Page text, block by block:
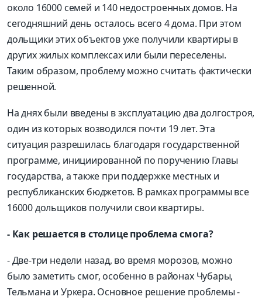
около 16000 семей и 140 недостроенных домов. На
сегодняшний день осталось всего 4 дома. При этом
дольщики этих объектов уже получили квартиры в
других жилых комплексах или были переселены.
Таким образом, проблему можно считать фактически
решенной.
На днях были введены в эксплуатацию два долгостроя,
один из которых возводился почти 19 лет. Эта
ситуация разрешилась благодаря государственной
программе, инициированной по поручению Главы
государства, а также при поддержке местных и
республиканских бюджетов. В рамках программы все
16000 дольщиков получили свои квартиры.
- Как решается в столице проблема смога?
- Две-три недели назад, во время морозов, можно
было заметить смог, особенно в районах Чубары,
Тельмана и Уркера. Основное решение проблемы -